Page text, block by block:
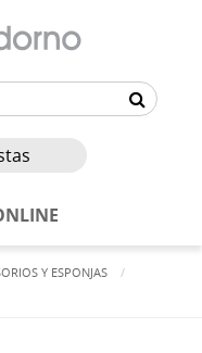
Y ESPONJAS